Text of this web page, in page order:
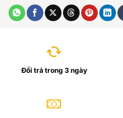
Đổi trả trong 3 ngày